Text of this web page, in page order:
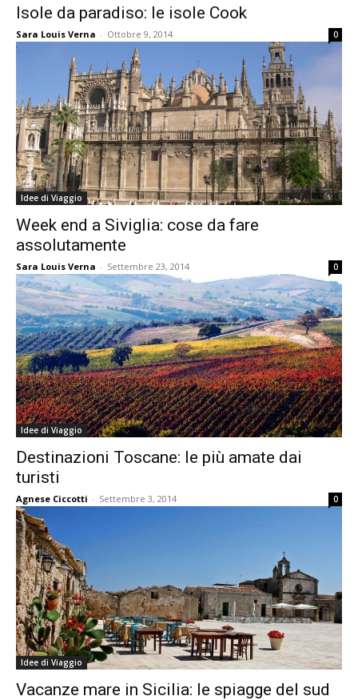
Isole da paradiso: le isole Cook
Sara Louis Verna - Ottobre 9, 2014 0
Idee di Viaggio
Week end a Siviglia: cose da fare
assolutamente
Sara Louis Verna - Settembre 23, 2014 0
Idee di Viaggio
Destinazioni Toscane: le più amate dai
turisti
Agnese Ciccotti - Settembre 3, 2014 0
Idee di Viaggio
Vacanze mare in Sicilia: le spiagge del sud